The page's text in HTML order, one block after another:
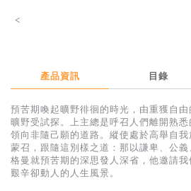
中文二手書
英文二手書
精選英文書
電子書
<
產品資訊 目錄
預苦期喚起曠野徘徊的時光，由重獲自
曠野受試探。上主總是呼召人們離開熟悉
領向非隨己願的道路。縱使處於高舉自
蒙召，跟隨這別樣之道：那以謙卑、公
格曼就預苦期的深思發人深省，他邀請
艱辛卻動人的人生風景。